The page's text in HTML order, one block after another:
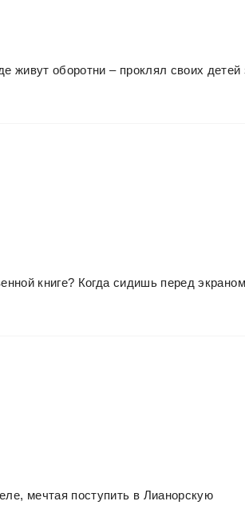
живут оборотни – проклял своих детей
книге? Когда сидишь перед экраном
мечтая поступить в Лианорскую